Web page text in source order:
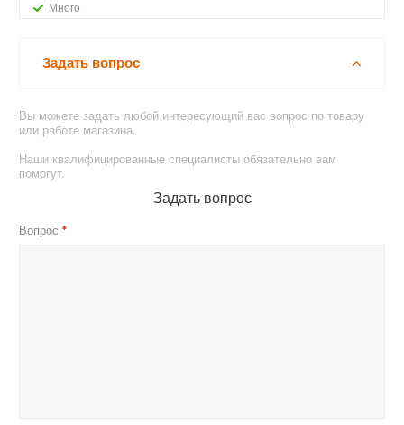
Много
Задать вопрос
Вы можете задать любой интересующий вас вопрос по товару
или работе магазина.
Наши квалифицированные специалисты обязательно вам
помогут.
Задать вопрос
Вопрос *